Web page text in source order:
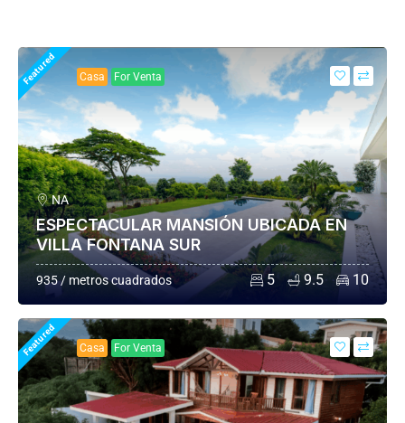
Featured Casa For Venta
NA
ESPECTACULAR MANSIÓN UBICADA EN
VILLA FONTANA SUR
935 / metros cuadrados 5 9.5 10
Featured Casa For Venta